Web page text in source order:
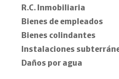
R.C. Inmobiliaria
Bienes de empleados
Bienes colindantes
Instalaciones
Daños por agua